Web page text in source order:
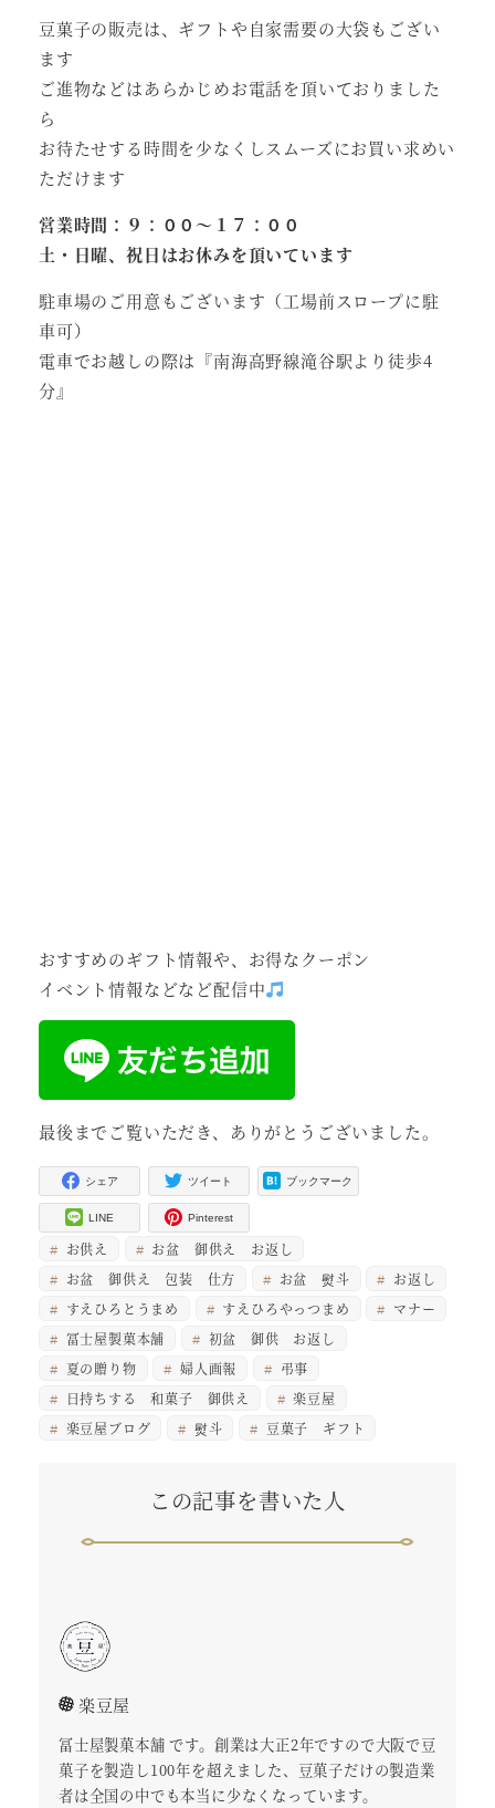
豆菓子の販売は、ギフトや自家需要の大袋もござい
ます
ご進物などはあらかじめお電話を頂いておりました
ら
お待たせする時間を少なくしスムーズにお買い求めい
ただけます
営業時間：９：００～１７：００
土・日曜、祝日はお休みを頂いています
駐車場のご用意もございます（工場前スロープに駐
車可）
電車でお越しの際は『南海高野線滝谷駅より徒歩4
分』
おすすめのギフト情報や、お得なクーポン
イベント情報などなど配信中
最後までご覧いただき、ありがとうございました。
シェア ツイート ブックマーク
LINE Pinterest
お供え
お盆 御供え お返し
お盆 御供え 包装 仕方
お盆 熨斗
お返し
すえひろとうまめ
すえひろやっつまめ
マナー
冨士屋製菓本舗
初盆 御供 お返し
夏の贈り物
婦人画報
弔事
日持ちする 和菓子 御供え
楽豆屋
楽豆屋ブログ
熨斗 豆菓子 ギフト
この記事を書いた人
楽豆屋
冨士屋製菓本舗 です。創業は大正2年ですので大阪で豆
菓子を製造し100年を超えました、豆菓子だけの製造業
者は全国の中でも本当に少なくなっています。